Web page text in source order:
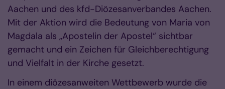
Aachen und des kfd-Diözesanverbandes Aachen.
Mit der Aktion wird die Bedeutung von Maria von
Magdala als „Apostelin der Apostel“ sichtbar
gemacht und ein Zeichen für Gleichberechtigung
und Vielfalt in der Kirche gesetzt.
In einem diözesanweiten Wettbewerb wurde die